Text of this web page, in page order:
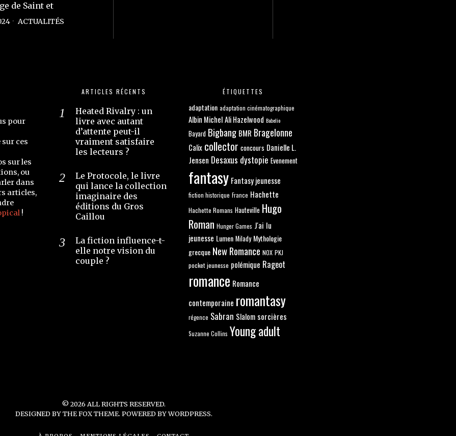
de Saint et
ACTUALITÉS
pour
ces
sur les
ou
dans
articles,
!
ARTICLES RÉCENTS
Heated Rivalry : un
livre avec autant
d’attente peut-il
vraiment satisfaire
les lecteurs ?
Le Protocole, le livre
qui lance la collection
imaginaire des
éditions du Gros
Caillou
La fiction influence-t-
elle notre vision du
couple ?
ÉTIQUETTES
adaptation adaptation cinématographique
Albin MichelAli Hazelwood Babelio
Bayard Bigbang BMR Bragelonne
Calix collector concours Danielle L.
Jensen Desaxus dystopie Evenement
fantasy Fantasy jeunesse
fiction historique France Hachette
Hachette Romans Hauteville Hugo
Roman Hunger Games J'ai lu
jeunesse Lumen Milady Mythologie
grecque New Romance NOX PKJ
pocket jeunesse polémique Rageot
romance Romance
contemporaine romantasy
régence Sabran Slalom sorcières
Suzanne Collins Young adult
©2026 ALL RIGHTS RESERVED.
DESIGNED BYTHE FOX THEME. POWERED BY WORDPRESS.